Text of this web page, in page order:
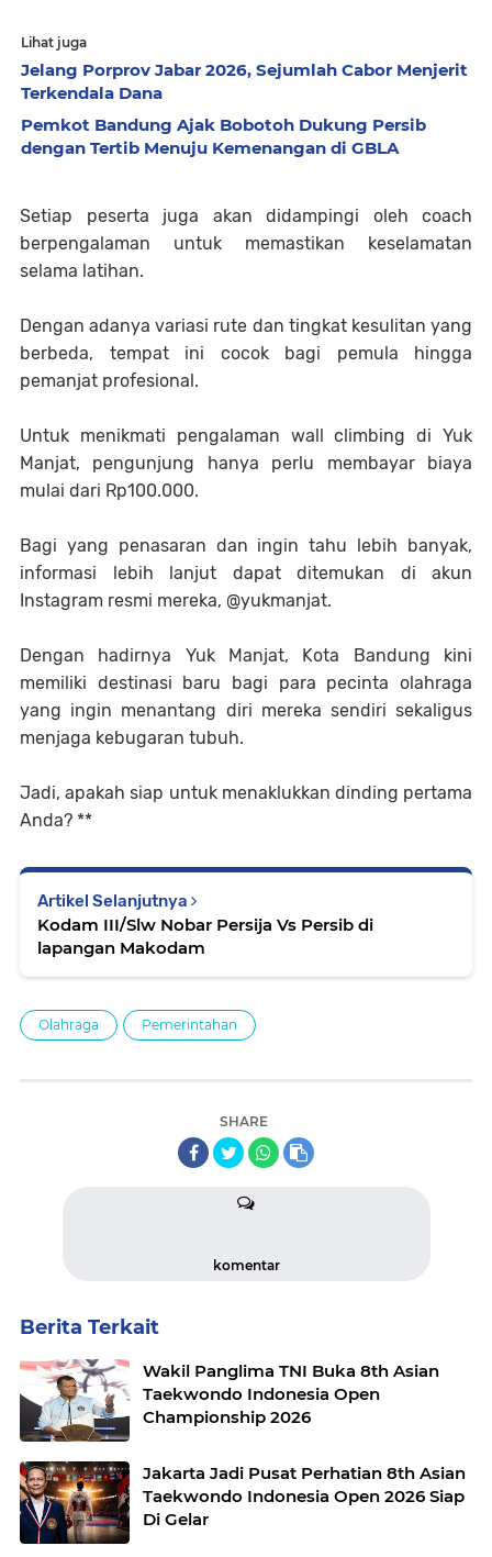
Lihat juga
Jelang Porprov Jabar 2026, Sejumlah Cabor Menjerit
Terkendala Dana
Pemkot Bandung Ajak Bobotoh Dukung Persib
dengan Tertib Menuju Kemenangan di GBLA
Setiap peserta juga akan didampingi oleh coach
berpengalaman untuk memastikan keselamatan
selama latihan.
Dengan adanya variasi rute dan tingkat kesulitan yang
berbeda, tempat ini cocok bagi pemula hingga
pemanjat profesional.
Untuk menikmati pengalaman wall climbing di Yuk
Manjat, pengunjung hanya perlu membayar biaya
mulai dari Rp100.000.
Bagi yang penasaran dan ingin tahu lebih banyak,
informasi lebih lanjut dapat ditemukan di akun
Instagram resmi mereka, @yukmanjat.
Dengan hadirnya Yuk Manjat, Kota Bandung kini
memiliki destinasi baru bagi para pecinta olahraga
yang ingin menantang diri mereka sendiri sekaligus
menjaga kebugaran tubuh.
Jadi, apakah siap untuk menaklukkan dinding pertama
Anda? **
Artikel Selanjutnya
Kodam III/Slw Nobar Persija Vs Persib di
lapangan Makodam
Olahraga Pemerintahan
SHARE
komentar
Berita Terkait
Wakil Panglima TNI Buka 8th Asian
Taekwondo Indonesia Open
Championship 2026
Jakarta Jadi Pusat Perhatian 8th Asian
Taekwondo Indonesia Open 2026 Siap
Di Gelar